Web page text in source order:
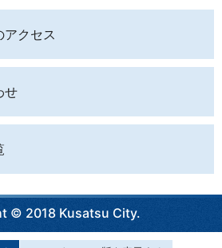
アクセス
せ
© 2018 Kusatsu City.